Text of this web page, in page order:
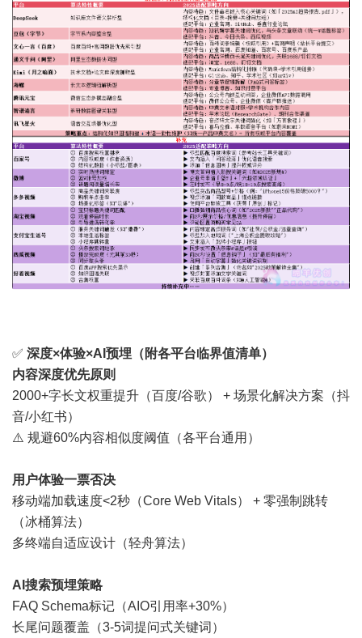
✅ 深度×体验×AI预埋（附各平台临界值清单）
内容深度优先原则
2000+字长文权重提升（百度/谷歌） + 场景化解决方案（抖
音/小红书）
⚠️ 规避60%内容相似度阈值（各平台通用）
用户体验一票否决
移动端加载速度<2秒（Core Web Vitals） + 零强制跳转
（冰桶算法）
多终端自适应设计（轻舟算法）
AI搜索预埋策略
FAQ Schema标记（AIO引用率+30%）
长尾问题覆盖（3-5词提问式关键词）